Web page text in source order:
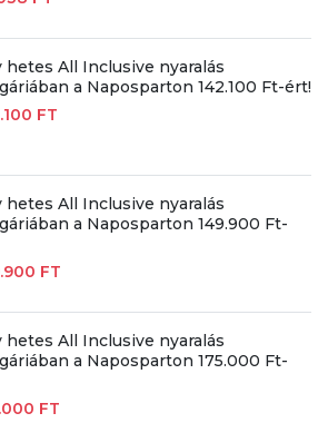
hetes All Inclusive nyaralás
a Naposparton 142.100 Ft-ért!
FT
hetes All Inclusive nyaralás
a Naposparton 149.900 Ft-
FT
hetes All Inclusive nyaralás
a Naposparton 175.000 Ft-
FT